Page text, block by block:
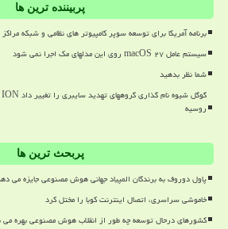
پربیننده ترین ها
برنامه آمریکا برای توسعه سوپر کامپیوتر های نظامی و شبکه
سیستم عامل macOS ۲۷ روی این مدلهای مک اجرا نمی شود
شما نظر بدهید
روسیه
پربحث ترین ها
پاول دوروف به برندگان المپیاد جهانی هوش مصنوعی جایزه می
خاموشی سراسری، اتصال اینترنت کوبا را مختل کرد
کشورهای درحال توسعه چه طور از انقلاب هوش مصنوعی بهره می